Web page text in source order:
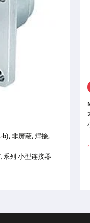
b), 非屏蔽, 焊接,
系列 小型连接器